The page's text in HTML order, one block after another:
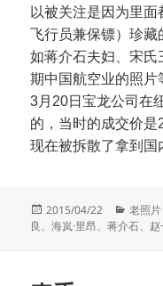
以被关注是因为里
飞行员兼保镖）珍藏
如蒋介石夫妇、宋
期中国航空业的照
3月20日宝龙公司在
的，当时的成交价是
现在被拆散了拿到国
发
布
2015/04/22
分
类
老照片
良、海岚·里昂、蒋介石、